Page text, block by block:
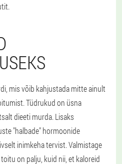
mis võib kahjustada mitte ainult
Tüdrukud on üsna
dieeti murda. Lisaks
"halbade" hormoonide
inimkeha tervist. Valmistage
on palju, kuid nii, et kaloreid